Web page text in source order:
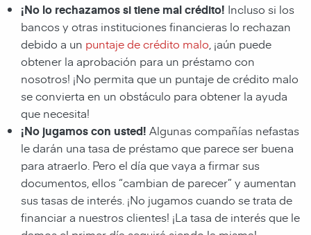
¡No lo rechazamos si tiene mal crédito! Incluso si los
bancos y otras instituciones financieras lo rechazan
debido a un puntaje de crédito malo , ¡aún puede
obtener la aprobación para un préstamo con
nosotros! ¡No permita que un puntaje de crédito malo
se convierta en un obstáculo para obtener la ayuda
que necesita!
¡No jugamos con usted! Algunas compañías nefastas
le darán una tasa de préstamo que parece ser buena
para atraerlo. Pero el día que vaya a firmar sus
documentos, ellos “cambian de parecer” y aumentan
sus tasas de interés. ¡No jugamos cuando se trata de
financiar a nuestros clientes! ¡La tasa de interés que le